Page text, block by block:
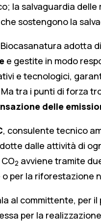
la salvaguardia
sostengono la
adotta
e gestite in modo
e tecnologici,
Ma tra i punti di forza
delle
, consulente tecnico
dalle attività di
2 avviene tramite
per la riforestazione
al committente, per
per la